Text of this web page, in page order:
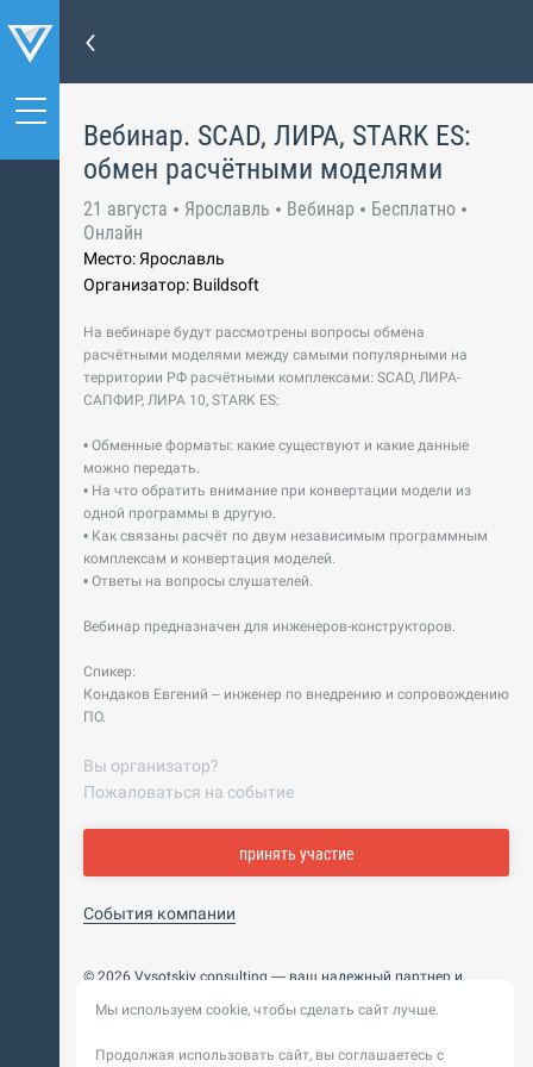
Вебинар. SCAD, ЛИРА, STARK ES:
обмен расчётными моделями
21 августа Ярославль Вебинар
Бесплатно
Онлайн
Место: Ярославль
Организатор: Buildsoft
На вебинаре будут рассмотрены вопросы обмена
расчётными моделями между самыми популярными на
территории РФ расчётными комплексами: SCAD, ЛИРА-
САПФИР, ЛИРА 10, STARK ES:
• Обменные форматы: какие существуют и какие данные
можно передать.
• На что обратить внимание при конвертации модели из
одной программы в другую.
• Как связаны расчёт по двум независимым программным
комплексам и конвертация моделей.
• Ответы на вопросы слушателей.
Вебинар предназначен для инженеров-конструкторов.
Спикер:
Кондаков Евгений – инженер по внедрению и сопровождению
ПО.
Вы организатор?
Пожаловаться на событие
принять участие
События компании
© 2026 Vysotskiy consulting — ваш надежный партнер и
Цифровизация, BIM, ИИ. Внедряем и оптимизируем
Мы используем cookie, чтобы сделать сайт лучше.
Продолжая использовать сайт, вы соглашаетесь с